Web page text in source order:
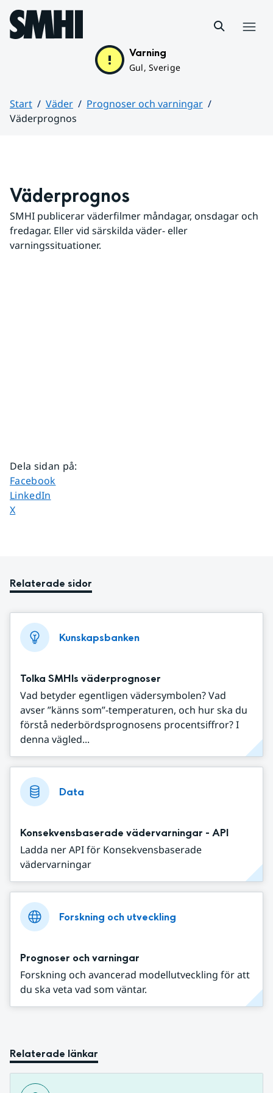
Hoppa till sidans innehåll
Varning
Gul, Sverige
Start Väder
Prognoser och varningar
Väderprognos
Väderprognos
SMHI publicerar väderfilmer måndagar, onsdagar och
fredagar. Eller vid särskilda väder- eller
varningssituationer.
Dela sidan på:
Dela sidan på
Facebook
Dela sidan på
LinkedIn
Dela sidan på
X
Relaterade sidor
Kunskapsbanken
Tolka SMHIs väderprognoser
Vad betyder egentligen vädersymbolen? Vad
avser ”känns som”-temperaturen, och hur ska du
förstå nederbördsprognosens procentsiffror? I
denna vägled...
Data
Konsekvensbaserade vädervarningar - API
Ladda ner API för Konsekvensbaserade
vädervarningar
Forskning och utveckling
Prognoser och varningar
Forskning och avancerad modellutveckling för att
du ska veta vad som väntar.
Relaterade länkar